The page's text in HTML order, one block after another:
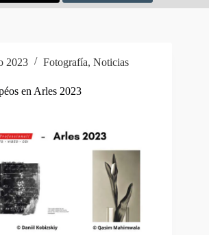
2023 Fotografía, Noticias
en Arles 2023